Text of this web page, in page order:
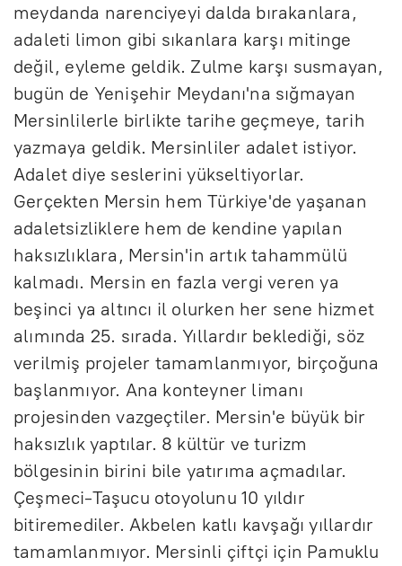
meydanda narenciyeyi dalda bırakanlara,
adaleti limon gibi sıkanlara karşı mitinge
değil, eyleme geldik. Zulme karşı susmayan,
bugün de Yenişehir Meydanı'na sığmayan
Mersinlilerle birlikte tarihe geçmeye, tarih
yazmaya geldik. Mersinliler adalet istiyor.
Adalet diye seslerini yükseltiyorlar.
Gerçekten Mersin hem Türkiye'de yaşanan
adaletsizliklere hem de kendine yapılan
haksızlıklara, Mersin'in artık tahammülü
kalmadı. Mersin en fazla vergi veren ya
beşinci ya altıncı il olurken her sene hizmet
alımında 25. sırada. Yıllardır beklediği, söz
verilmiş projeler tamamlanmıyor, birçoğuna
başlanmıyor. Ana konteyner limanı
projesinden vazgeçtiler. Mersin'e büyük bir
haksızlık yaptılar. 8 kültür ve turizm
bölgesinin birini bile yatırıma açmadılar.
Çeşmeci-Taşucu otoyolunu 10 yıldır
bitiremediler. Akbelen katlı kavşağı yıllardır
tamamlanmıyor. Mersinli çiftçi için Pamuklu